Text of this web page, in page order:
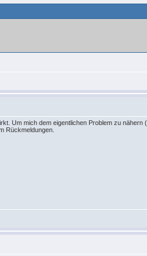
Um mich dem eigentlichen Problem zu
Rückmeldungen.